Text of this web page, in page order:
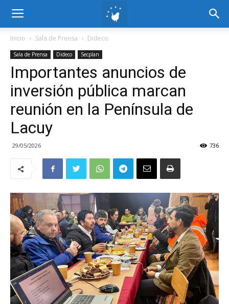
Inicio Sala de Prensa Dideco
Sala de Prensa Dideco Secplan
Importantes anuncios de
inversión pública marcan
reunión en la Península de
Lacuy
29/05/2026 736